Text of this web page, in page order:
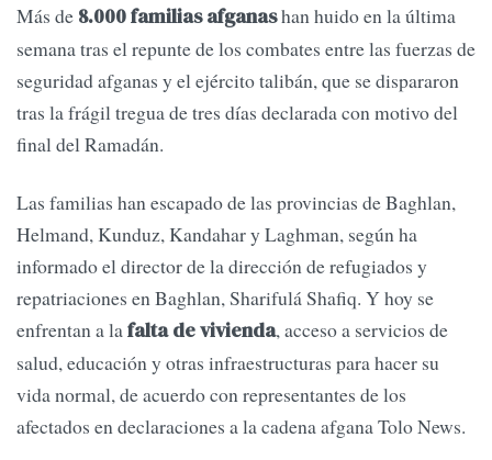
Más de 8.000 familias afganashan huido en la última
semana tras el repunte de los combates entre las fuerzas de
seguridad afganas y el ejército talibán, que se dispararon
tras la frágil tregua de tres días declarada con motivo del
final del Ramadán.
Las familias han escapado de las provincias de Baghlan,
Helmand, Kunduz, Kandahar y Laghman, según ha
informado el director de la dirección de refugiados y
repatriaciones en Baghlan, Sharifulá Shafiq. Y hoy se
enfrentan a lafalta de vivienda, acceso a servicios de
salud, educación y otras infraestructuras para hacer su
vida normal, de acuerdo con representantes de los
afectados en declaraciones a la cadena afgana Tolo News.